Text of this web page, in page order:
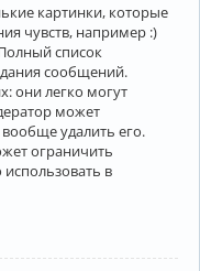
картинки, которые
чувств, например :)
список
сообщений.
они легко могут
может
удалить его.
ограничить
в